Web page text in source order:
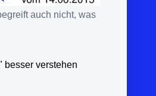
auch nicht, was
besser verstehen